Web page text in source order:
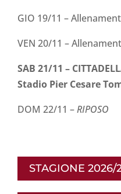
GIO 19/11 –
VEN 20/11 –
SAB 21/11 –
Stadio Pier Cesare
DOM 22/11 –RIPOSO
STAGIONE 2026/